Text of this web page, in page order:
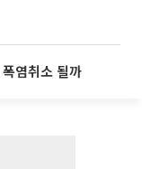
염취소 될까